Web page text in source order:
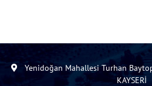
Yenidoğan Mahallesi Turhan
KAYSERİ